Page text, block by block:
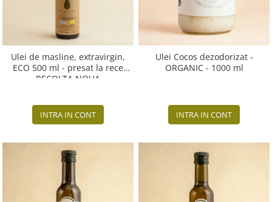
Ulei de masline, extravirgin,
ECO 500 ml - presat la rece
RECOLTA NOUA
INTRA IN CONT
Ulei Cocos dezodorizat -
ORGANIC - 1000 ml
INTRA IN CONT